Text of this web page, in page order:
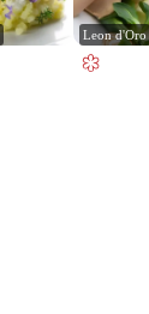
Leon d'Oro